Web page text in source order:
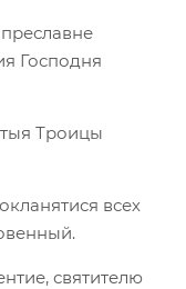
Господня
Троицы
всех
святителю